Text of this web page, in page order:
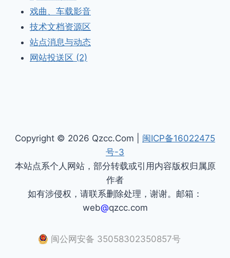
戏曲、车载影音
技术文档资源区
站点消息与动态
网站投送区 (2)
Copyright © 2026 Qzcc.Com | 闽ICP备16022475
号-3
本站点系个人网站，部分转载或引用内容版权归属原
作者
如有涉侵权，请联系删除处理，谢谢。邮箱：
web@qzcc.com
闽公网安备 35058302350857号